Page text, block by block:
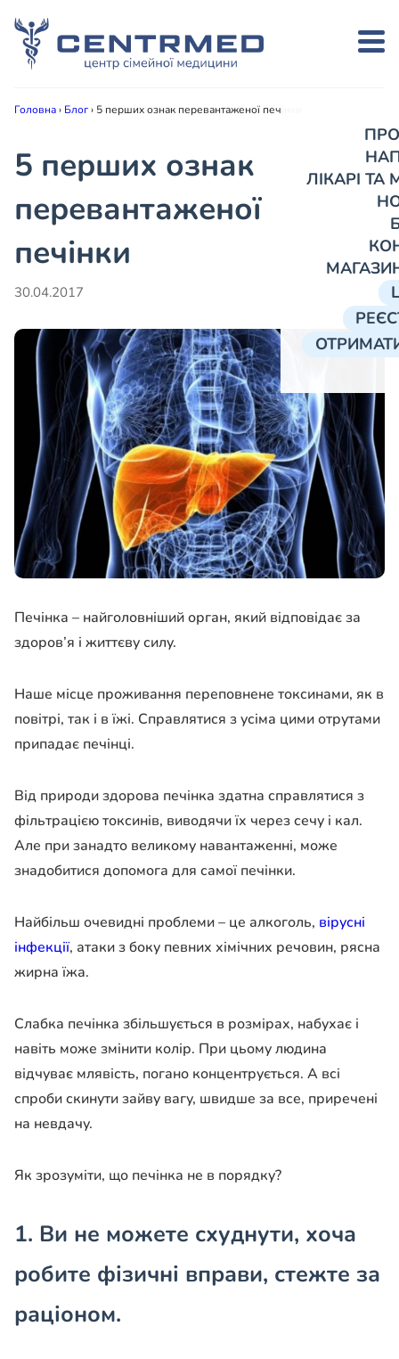
ЛІКАРІ
Головна› Блог› 5 перших ознак перевантаженої печінки
5 перших ознак
перевантаженої
печінки
30.04.2017
Печінка – найголовніший орган, який відповідає за
здоров’я і життєву силу.
Наше місце проживання переповнене токсинами, як в
повітрі, так і в їжі. Справлятися з усіма цими отрутами
припадає печінці.
Від природи здорова печінка здатна справлятися з
фільтрацією токсинів, виводячи їх через сечу і кал.
Але при занадто великому навантаженні, може
знадобитися допомога для самої печінки.
Найбільш очевидні проблеми – це алкоголь, вірусні
інфекції, атаки з боку певних хімічних речовин, рясна
жирна їжа.
Слабка печінка збільшується в розмірах, набухає і
навіть може змінити колір. При цьому людина
відчуває млявість, погано концентрується. А всі
спроби скинути зайву вагу, швидше за все, приречені
на невдачу.
Як зрозуміти, що печінка не в порядку?
1. Ви не можете схуднути, хоча
робите фізичні вправи, стежте за
раціоном.